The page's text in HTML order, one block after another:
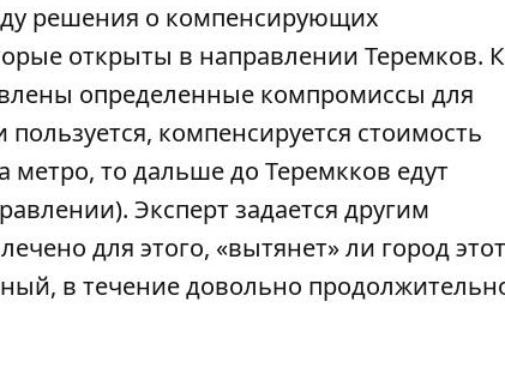
решения о компенсирующих
открыты в направлении Теремков.
определенные компромиссы для
компенсируется стоимость
​​то дальше до Теремкков едут
Эксперт задается другим
для этого, «вытянет» ли город этот
в течение довольно